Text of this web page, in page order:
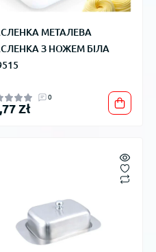
МЕТАЛЕВА
З НОЖЕМ БІЛА
0
Zł